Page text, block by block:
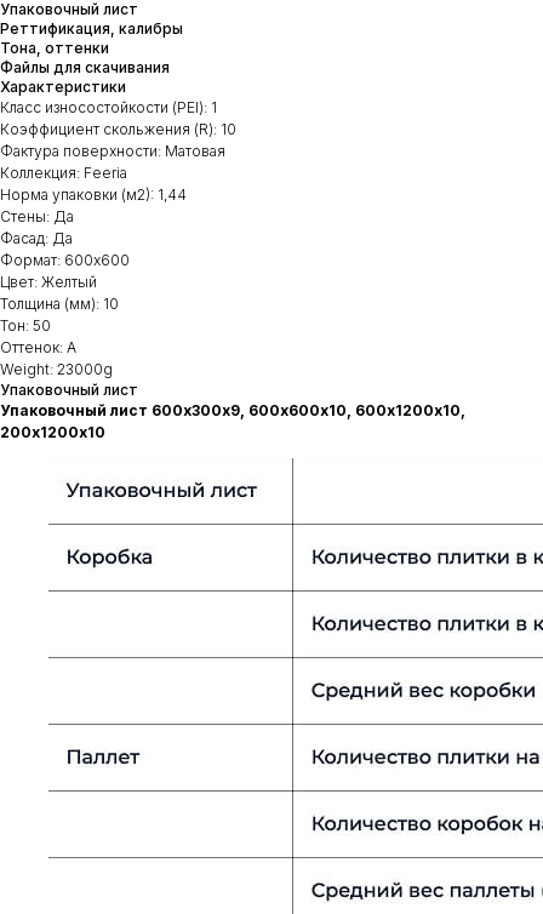
Упаковочный лист
Реттификация, калибры
Тона, оттенки
Файлы для скачивания
Характеристики
Класс износостойкости (PEI): 1
Коэффициент скольжения (R): 10
Фактура поверхности: Матовая
Коллекция: Feeria
Норма упаковки (м2): 1,44
Стены: Да
Фасад: Да
Формат: 600х600
Цвет: Желтый
Толщина (мм): 10
Тон: 50
Оттенок: А
Weight: 23000g
Упаковочный лист
Упаковочный лист 600х300х9, 600х600х10, 600х1200х10,
200х1200х10